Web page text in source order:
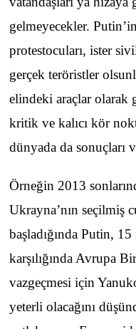
gelmeyecekler.
protestocuları, ister
gerçek teröristler
elindeki araçlar olarak
kritik ve kalıcı kör
dünyada da sonuçları
Örneğin 2013
Ukrayna’nın seçilmiş
başladığında Putin,
karşılığında Avrupa
vazgeçmesi için
yeterli olacağını